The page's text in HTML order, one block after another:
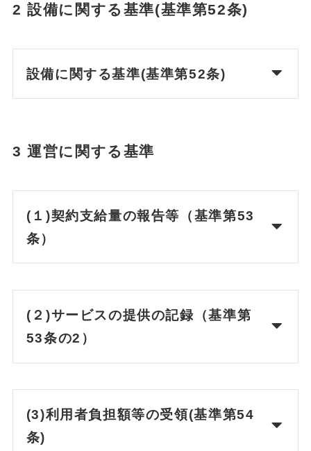
2 設備に関する基準(基準第52条)
設備に関する基準(基準第52条)
3 運営に関する基準
(１)契約支給量の報告等（基準第53
条）
( ２)サービスの提供の記録（基準第
53条の2）
(3)利用者負担額等の受領(基準第54
条)